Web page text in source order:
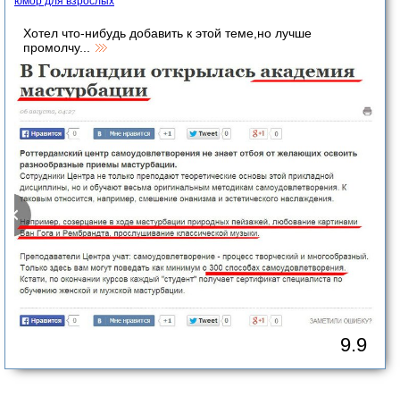
Хотел что-нибудь добавить к этой теме,но лучше
промолчу...
9.9